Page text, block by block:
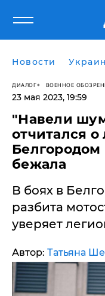
Новости
ДИАЛОГ ВОЕННОЕ
23 мая 2023, 19:59
​"Навели
отчитался
бежала
В боях в
разбита
уверяет
Автор: Татьяна